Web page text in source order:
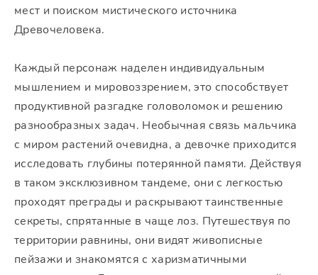
мест и поиском мистического источника
Древочеловека.
Каждый персонаж наделен индивидуальным
мышлением и мировоззрением, это способствует
продуктивной разгадке головоломок и решению
разнообразных задач. Необычная связь мальчика
с миром растений очевидна, а девочке приходится
исследовать глубины потерянной памяти. Действуя
в таком эксклюзивном тандеме, они с легкостью
проходят преграды и раскрывают таинственные
секреты, спрятанные в чаще лоз. Путешествуя по
территории равнины, они видят живописные
пейзажи и знакомятся с харизматичными